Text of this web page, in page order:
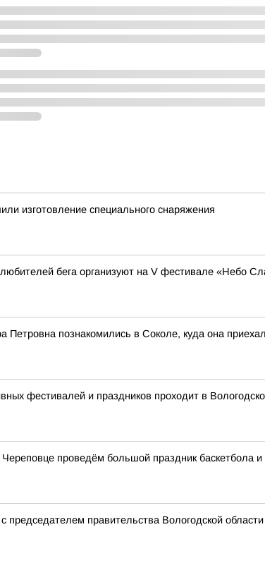
изготовление специального снаряжения
бега организуют на V фестивале «Небо
Петровна познакомились в Соколе, куда она
фестивалей и праздников проходит в
проведём большой праздник баскетбола и
председателем правительства Вологодской